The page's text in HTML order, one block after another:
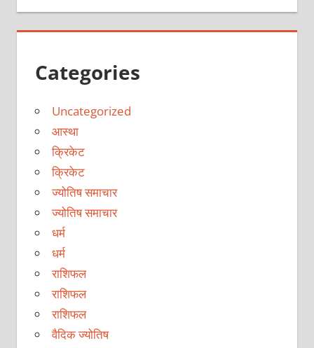
Categories
Uncategorized
आस्था
क्रिकेट
क्रिकेट
ज्योतिष समाचार
ज्योतिष समाचार
धर्म
धर्म
राशिफल
राशिफल
राशिफल
वैदिक ज्योतिष